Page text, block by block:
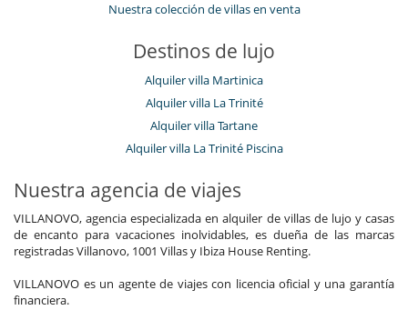
Nuestra colección de villas en venta
Destinos de lujo
Alquiler villa Martinica
Alquiler villa La Trinité
Alquiler villa Tartane
Alquiler villa La Trinité Piscina
Nuestra agencia de viajes
VILLANOVO, agencia especializada en alquiler de villas de lujo y casas
de encanto para vacaciones inolvidables, es dueña de las marcas
registradas Villanovo, 1001 Villas y Ibiza House Renting.
VILLANOVO es un agente de viajes con licencia oficial y una garantía
financiera.